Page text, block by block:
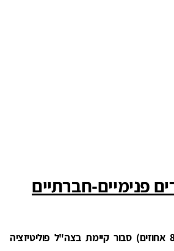
פנימיים-חברתיים
רוב הציבור (80.5 אחוזים) סבור קיימת בצה"ל פוליטיזציה